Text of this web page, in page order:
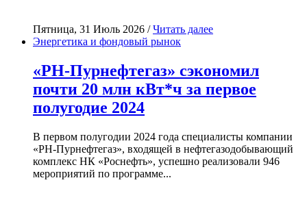
Пятница, 31 Июль 2026 /Читать далее
Энергетика и фондовый рынок
«РН-Пурнефтегаз» сэкономил
почти 20 млн кВт*ч за первое
полугодие 2024
В первом полугодии 2024 года специалисты компании
«РН-Пурнефтегаз», входящей в нефтегазодобывающий
комплекс НК «Роснефть», успешно реализовали 946
мероприятий по программе...